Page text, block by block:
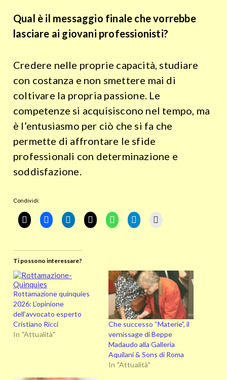
Qual è il messaggio finale che vorrebbe
lasciare ai giovani professionisti?
Credere nelle proprie capacità, studiare
con costanza e non smettere mai di
coltivare la propria passione. Le
competenze si acquisiscono nel tempo, ma
è l’entusiasmo per ciò che si fa che
permette di affrontare le sfide
professionali con determinazione e
soddisfazione.
Condividi:
Ti possono interessare?
Rottamazione quinquies
2026: L’opinione
dell’avvocato esperto
Cristiano Ricci
In "Attualità"
Che successo “Materie”, il
vernissage di Beppe
Madaudo alla Galleria
Aquilani & Sons di Roma
In "Attualità"